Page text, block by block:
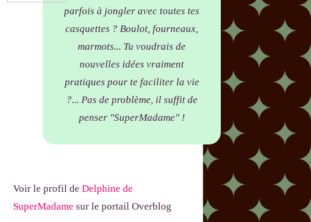
parfois à jongler avec toutes tes
casquettes ? Boulot, fourneaux,
marmots... Tu voudrais de
nouvelles idées vraiment
pratiques pour te faciliter la vie
?... Pas de problème, il suffit de
penser "SuperMadame" !
Voir le profil de Delphine de
SuperMadame sur le portail Overblog